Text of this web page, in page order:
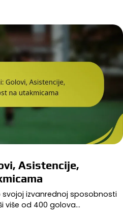
Asistencije,
izvanrednoj sposobnosti
više od 400 golova…